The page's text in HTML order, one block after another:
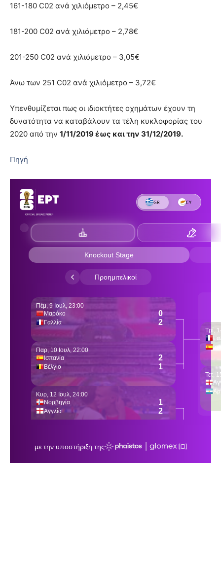
161-180 C02 ανά χιλιόμετρο – 2,45€
181-200 C02 ανά χιλιόμετρο – 2,78€
201-250 C02 ανά χιλιόμετρο – 3,05€
Άνω των 251 C02 ανά χιλιόμετρο – 3,72€
Υπενθυμίζεται πως οι ιδιοκτήτες οχημάτων έχουν τη
δυνατότητα να καταβάλουν τα τέλη κυκλοφορίας του
2020 από την 1/11/2019 έως και την 31/12/2019.
Πηγή